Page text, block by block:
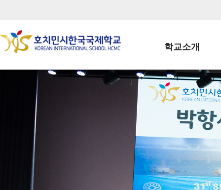
학교소개
학교장인사말
학생회장인사말
학교상징
학교 CI
교직원현황
학생현황